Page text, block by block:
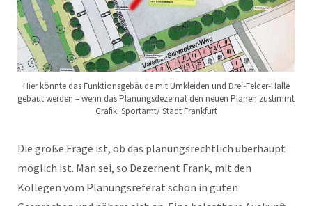
Hier könnte das Funktionsgebäude mit Umkleiden und Drei-Felder-Halle
gebaut werden – wenn das Planungsdezernat den neuen Plänen zustimmt
Grafik: Sportamt/ Stadt Frankfurt
Die große Frage ist, ob das planungsrechtlich überhaupt
möglich ist. Man sei, so Dezernent Frank, mit den
Kollegen vom Planungsreferat schon in guten